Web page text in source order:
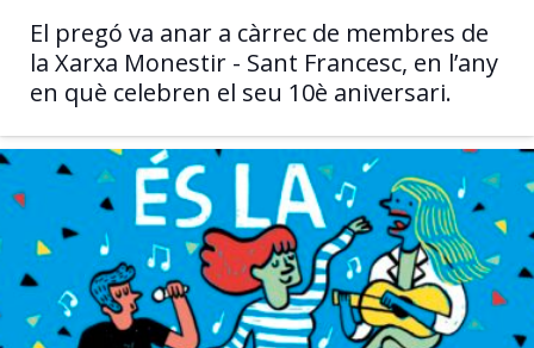
El pregó va anar a càrrec de membres de
la Xarxa Monestir - Sant Francesc, en l’any
en què celebren el seu 10è aniversari.